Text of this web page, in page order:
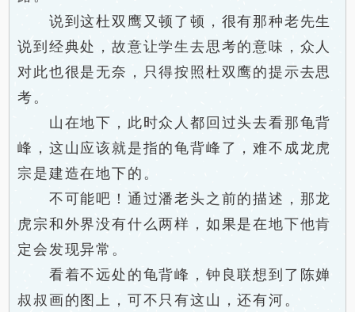
说到这杜双鹰又顿了顿，很有那种老先生
说到经典处，故意让学生去思考的意味，众人
对此也很是无奈，只得按照杜双鹰的提示去思
考。
山在地下，此时众人都回过头去看那龟背
峰，这山应该就是指的龟背峰了，难不成龙虎
宗是建造在地下的。
不可能吧！通过潘老头之前的描述，那龙
虎宗和外界没有什么两样，如果是在地下他肯
定会发现异常。
看着不远处的龟背峰，钟良联想到了陈婵
叔叔画的图上，可不只有这山，还有河。